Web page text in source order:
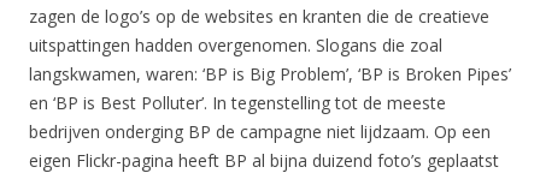
zagen de logo’s op de websites en kranten die de creatieve
uitspattingen hadden overgenomen. Slogans die zoal
langskwamen, waren: ‘BP is Big Problem’, ‘BP is Broken Pipes’
en ‘BP is Best Polluter’. In tegenstelling tot de meeste
bedrijven onderging BP de campagne niet lijdzaam. Op een
eigen Flickr-pagina heeft BP al bijna duizend foto’s geplaatst